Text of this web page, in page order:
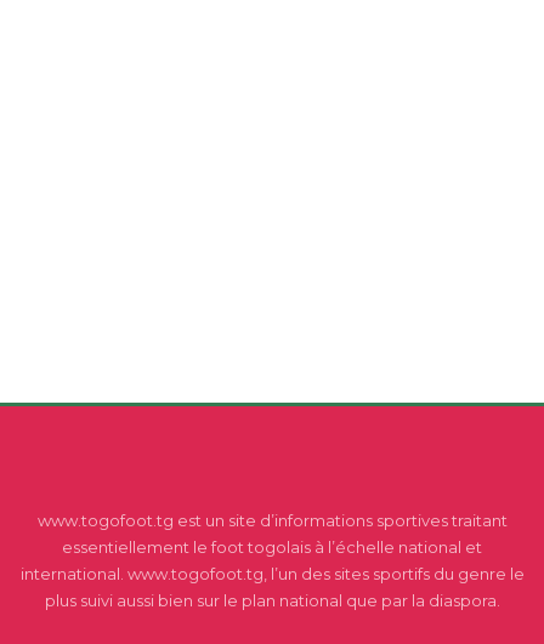
www.togofoot.tg est un site d’informations sportives traitant
essentiellement le foot togolais à l’échelle national et
international. www.togofoot.tg, l’un des sites sportifs du genre le
plus suivi aussi bien sur le plan national que par la diaspora.